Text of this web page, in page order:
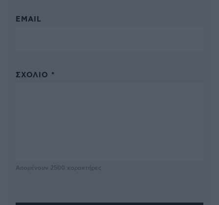
EMAIL
ΣΧΌΛΙΟ *
Απομένουν 2500 χαρακτήρες